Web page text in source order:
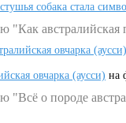
собака стала
"Как
овчарка (аусси)
овчарка (аусси) на
"Всё о породе